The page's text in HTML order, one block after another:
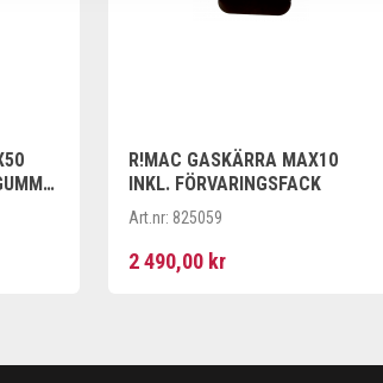
R!MAC GASKÄRRA MAX10
INKL. FÖRVARINGSFACK
Art.nr: 825059
2 490,00 kr